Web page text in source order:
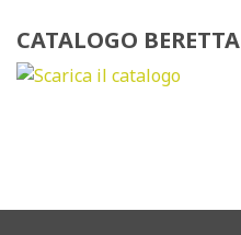
CATALOGO BERETTA